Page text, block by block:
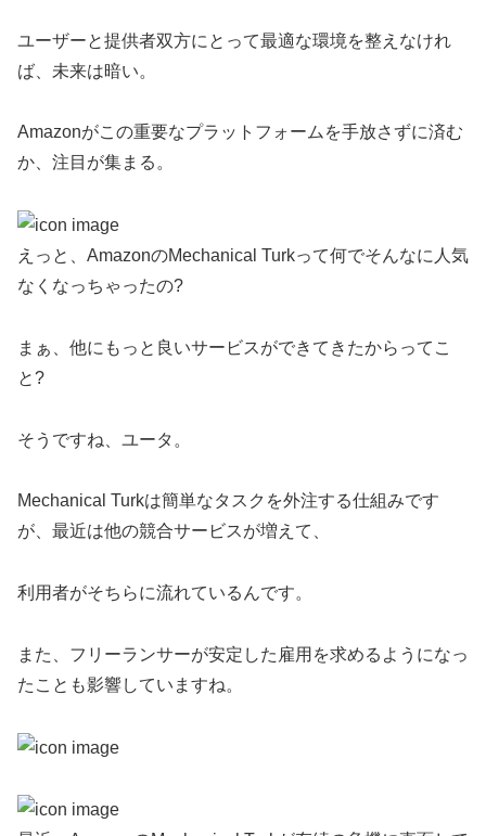
ユーザーと提供者双方にとって最適な環境を整えなけれ
ば、未来は暗い。
Amazonがこの重要なプラットフォームを手放さずに済む
か、注目が集まる。
えっと、AmazonのMechanical Turkって何でそんなに人気
なくなっちゃったの?
まぁ、他にもっと良いサービスができてきたからってこ
と?
そうですね、ユータ。
Mechanical Turkは簡単なタスクを外注する仕組みです
が、最近は他の競合サービスが増えて、
利用者がそちらに流れているんです。
また、フリーランサーが安定した雇用を求めるようになっ
たことも影響していますね。